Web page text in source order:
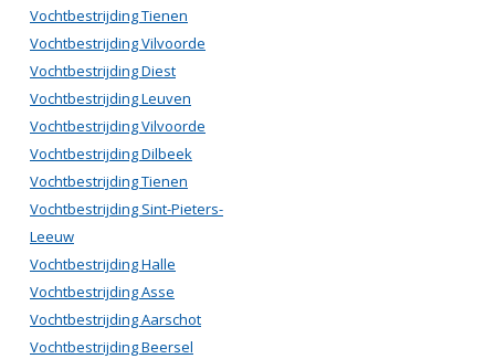
Vochtbestrijding Tienen
Vochtbestrijding Vilvoorde
Vochtbestrijding Diest
Vochtbestrijding Leuven
Vochtbestrijding Vilvoorde
Vochtbestrijding Dilbeek
Vochtbestrijding Tienen
Vochtbestrijding Sint-Pieters-
Leeuw
Vochtbestrijding Halle
Vochtbestrijding Asse
Vochtbestrijding Aarschot
Vochtbestrijding Beersel